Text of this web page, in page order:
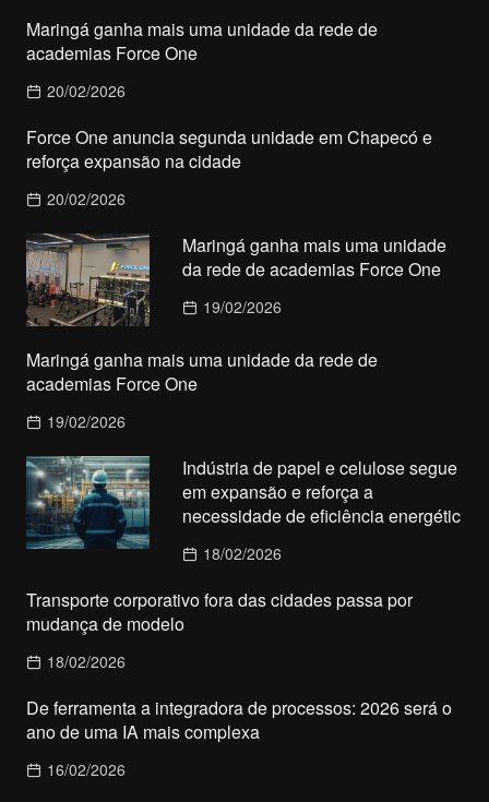
Maringá ganha mais uma unidade da rede de
academias Force One
20/02/2026
Force One anuncia segunda unidade em Chapecó e
reforça expansão na cidade
20/02/2026
Maringá ganha mais uma unidade
da rede de academias Force One
19/02/2026
Maringá ganha mais uma unidade da rede de
academias Force One
19/02/2026
Indústria de papel e celulose segue
em expansão e reforça a
necessidade de eficiência energétic
18/02/2026
Transporte corporativo fora das cidades passa por
mudança de modelo
18/02/2026
De ferramenta a integradora de processos: 2026 será o
ano de uma IA mais complexa
16/02/2026